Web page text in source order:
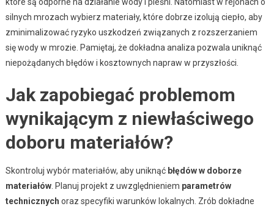
silnych mrozach wybierz materiały, które dobrze izolują ciepło, aby
zminimalizować ryzyko uszkodzeń związanych z rozszerzaniem
się wody w mrozie. Pamiętaj, że dokładna analiza pozwala uniknąć
niepożądanych błędów i kosztownych napraw w przyszłości.
Jak zapobiegać problemom
wynikającym z niewłaściwego
doboru materiałów?
Skontroluj wybór materiałów, aby uniknąć błędów w doborze
materiałów. Planuj projekt z uwzględnieniem parametrów
technicznych oraz specyfiki warunków lokalnych. Zrób dokładne